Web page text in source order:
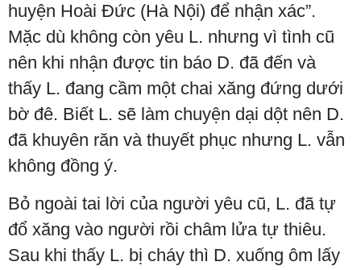
huyện Hoài Đức (Hà Nội) để nhận xác”.
Mặc dù không còn yêu L. nhưng vì tình cũ
nên khi nhận được tin báo D. đã đến và
thấy L. đang cầm một chai xăng đứng dưới
bờ đê. Biết L. sẽ làm chuyện dại dột nên D.
đã khuyên răn và thuyết phục nhưng L. vẫn
không đồng ý.
Bỏ ngoài tai lời của người yêu cũ, L. đã tự
đổ xăng vào người rồi châm lửa tự thiêu.
Sau khi thấy L. bị cháy thì D. xuống ôm lấy